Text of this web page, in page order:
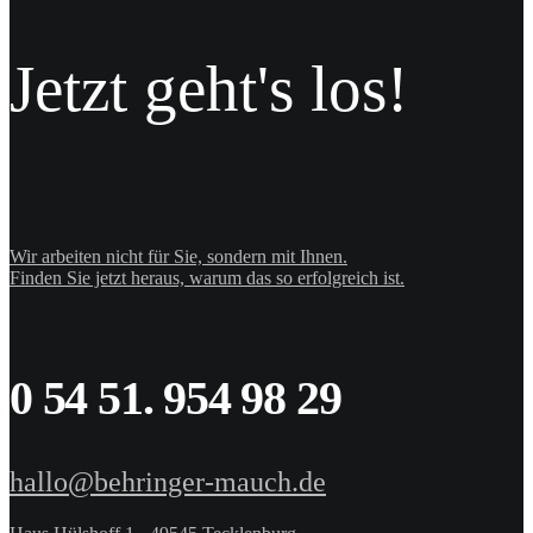
Jetzt geht's los!
Wir arbeiten nicht für Sie, sondern mit Ihnen.
Finden Sie jetzt heraus, warum das so erfolgreich ist.
0 54 51. 954 98 29
hallo@behringer-mauch.de